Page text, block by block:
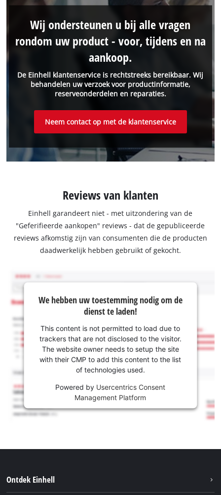
De Einhell klantenservice is rechtstreeks bereikbaar. Wij
behandelen uw verzoek voor productinformatie,
reserveonderdelen en reparaties.
Wij ondersteunen u bij alle vragen
rondom uw product - voor, tijdens en na
aankoop.
Neem contact op met de klantenservice
Reviews van klanten
Einhell garandeert niet - met uitzondering van de
"Geferifieerde aankopen" reviews - dat de gepubliceerde
reviews afkomstig zijn van consumenten die de producten
daadwerkelijk hebben gebruikt of gekocht.
We hebben uw toestemming nodig om de
dienst te laden!
This content is not permitted to load due to
trackers that are not disclosed to the visitor.
The website owner needs to setup the site
with their CMP to add this content to the list
of technologies used.
Powered by Usercentrics Consent
Management Platform
Ontdek Einhell